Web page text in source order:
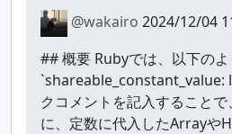
@wakairo 2024/12/04
## 概要 Rubyでは、以下の
`shareable_constant_value:
クコメントを記入することで
に、定数に代入したArrayや